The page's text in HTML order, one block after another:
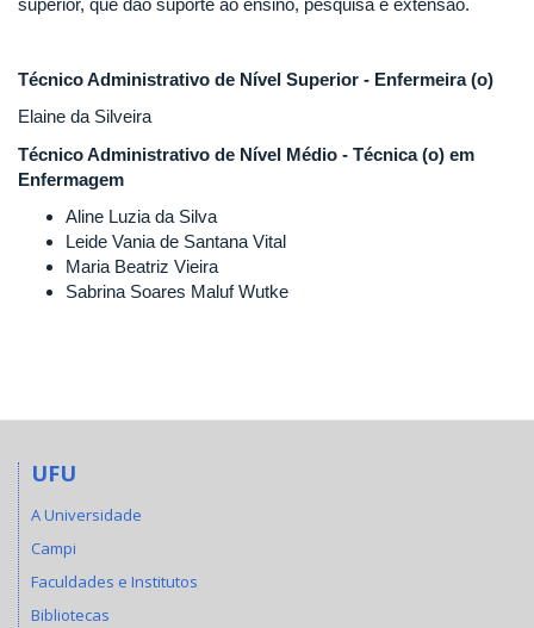
Técnico Administrativo de Nível Superior - Enfermeira (o)
Elaine da Silveira
Técnico Administrativo de Nível Médio - Técnica (o) em
Enfermagem
Aline Luzia da Silva
Leide Vania de Santana Vital
Maria Beatriz Vieira
Sabrina Soares Maluf Wutke
UFU
A Universidade
Campi
Faculdades e Institutos
Bibliotecas